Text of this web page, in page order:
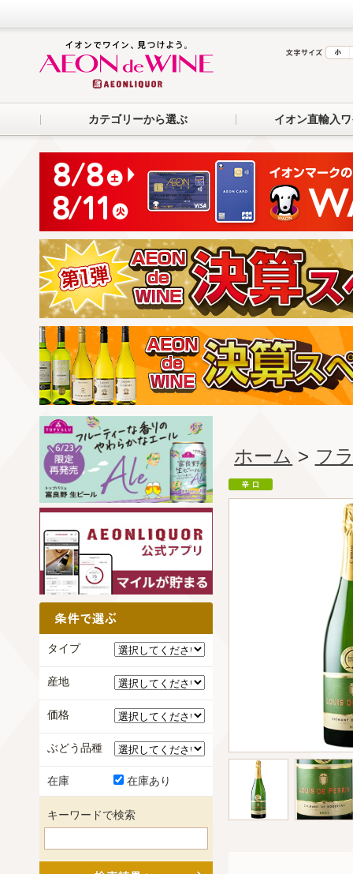
カテゴリーから選ぶ イオン直輸入
ホーム > フ
タイプ
産地
価格
ぶどう品種
在庫 在庫あり
キーワードで検索